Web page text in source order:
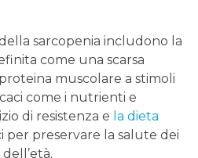
sarcopenia includono la
come una scarsa
muscolare a stimoli
come i nutrienti e
di resistenza e la dieta
per preservare la salute dei